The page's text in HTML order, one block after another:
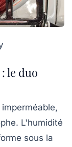
le duo
L'humidité
sous la